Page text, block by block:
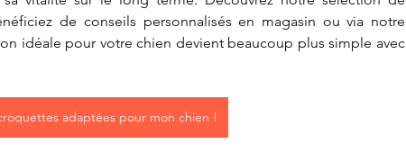
de conseils personnalisés en magasin ou via notre
idéale pour votre chien devient beaucoup plus simple avec
adaptées pour mon chien !